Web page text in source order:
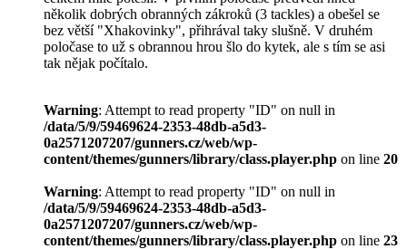
několik dobrých obranných zákroků (3 tackles) a obešel se
bez větší "Xhakovinky", přihrával taky slušně. V druhém
poločase to už s obrannou hrou šlo do kytek, ale s tím se asi
tak nějak počítalo.
Warning: Attempt to read property "ID" on null in
/data/5/9/59469624-2353-48db-a5d3-
0a2571207207/gunners.cz/web/wp-
content/themes/gunners/library/class.player.php on line 20
Warning: Attempt to read property "ID" on null in
/data/5/9/59469624-2353-48db-a5d3-
0a2571207207/gunners.cz/web/wp-
content/themes/gunners/library/class.player.php on line 23